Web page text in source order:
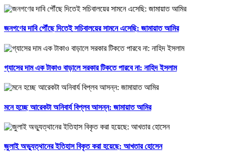
জনগণের দাবি পৌঁছে দিতেই সচিবালয়ের সামনে এসেছি: জামায়াত আমির
গ্যাসের দাম এক টাকাও বাড়ালে সরকার টিকতে পারবে না: নাহিদ ইসলাম
মনে হচ্ছে আরেকটা অনিবার্য বিপ্লব আসন্ন: জামায়াত আমির
জুলাই অভ্যুত্থানের ইতিহাস বিকৃত করা হয়েছে: আখতার হোসেন